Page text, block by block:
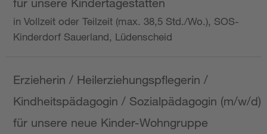
in Vollzeit oder Teilzeit (max. 38,5 Std./Wo.), SOS-
Kinderdorf Sauerland, Lüdenscheid
Erzieherin / Heilerziehungspflegerin /
Kindheitspädagogin / Sozialpädagogin (m/w/d)
für unsere neue Kinder-Wohngruppe